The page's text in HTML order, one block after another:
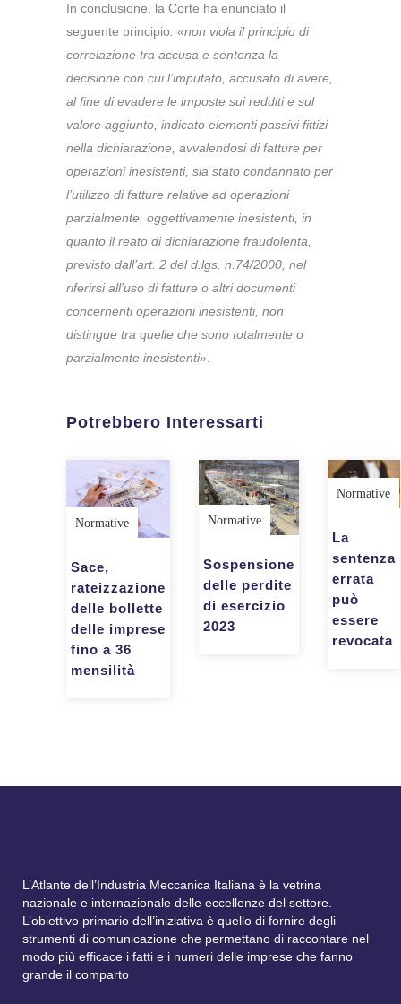
In conclusione, la Corte ha enunciato il
seguente principio: «non viola il principio di
correlazione tra accusa e sentenza la
decisione con cui l’imputato, accusato di avere,
al fine di evadere le imposte sui redditi e sul
valore aggiunto, indicato elementi passivi fittizi
nella dichiarazione, avvalendosi di fatture per
operazioni inesistenti, sia stato condannato per
l’utilizzo di fatture relative ad operazioni
parzialmente, oggettivamente inesistenti, in
quanto il reato di dichiarazione fraudolenta,
previsto dall’art. 2 del d.lgs. n.74/2000, nel
riferirsi all’uso di fatture o altri documenti
concernenti operazioni inesistenti, non
distingue tra quelle che sono totalmente o
parzialmente inesistenti»
Potrebbero Interessarti
Normative
Sace,
rateizzazione
delle bollette
delle imprese
fino a 36
mensilità
Normative
Sospensione
delle perdite
di esercizio
2023
Normative
La
sentenza
errata
può
essere
revocata
L’Atlante dell’Industria Meccanica Italiana è la vetrina
nazionale e internazionale delle eccellenze del settore.
L’obiettivo primario dell’iniziativa è quello di fornire degli
strumenti di comunicazione che permettano di raccontare nel
modo più efficace i fatti e i numeri delle imprese che fanno
grande il comparto